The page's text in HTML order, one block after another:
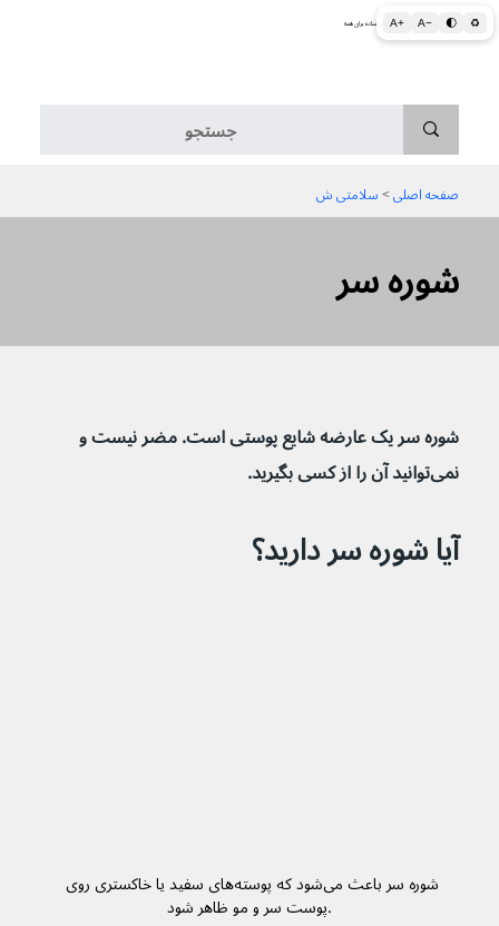
A+ A− 🌓 ♻ اطلاعات پزشکی و بهداشتی به زبان ساده برای همه
شوره سر
صفحه اصلی > سلامتی ش
شوره سر یک عارضه شایع پوستی است. مضر نیست و
نمی‌توانید آن را از کسی بگیرید.
آیا شوره سر دارید؟
شوره سر باعث می‌شود که پوسته‌های سفید یا خاکستری روی
پوست سر و مو ظاهر شود.